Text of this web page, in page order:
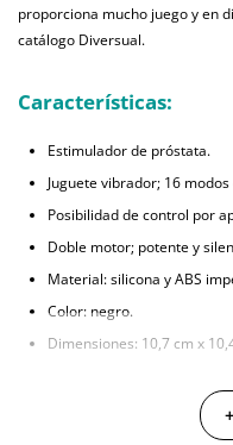
proporciona mucho juego y en
catálogo Diversual.
Características:
Estimulador de próstata.
Juguete vibrador; 16
Posibilidad de control por
Doble motor; potente y
Material: silicona y ABS
Color: negro.
Dimensiones: 10,7 cm x